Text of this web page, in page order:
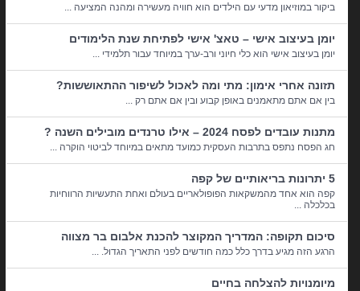
ביקור במוזיאון מדעי עם הילדים הוא חוויה מעשירה ומהנה המציעה ...
יומן בעיצוב אישי – טאצ' אישי לפתיחת שנת הלימודים
יומן בעיצוב אישי הוא כלי חיוני ורב-ערך במיוחד עבור תלמידי ...
תזונה אחרי אימון: מתי ומה לאכול לשיפור ההתאוששות?
בין אם אתם מתאמנים באופן קבוע ובין אם אתם רק ...
מתנות עובדים לפסח 2024 – אילו טרנדים מובילים השנה ?
חג הפסח נתפס בתרבות העסקית כמועד מתאים במיוחד לביטוי הוקרה ...
5 יתרונות בריאותיים של קפה
קפה הוא אחד מהמשקאות הפופולאריים בעולם ואחת התעשיות הרווחיות
בכלכלה ...
סיכום תקופה: המדריך המקוצר להכנת אלבום בר מצווה
הרגע הזה מגיע בדרך כלל כמה חודשים לפני התאריך הגדול. ...
מיומנויות להצלחה בחיים